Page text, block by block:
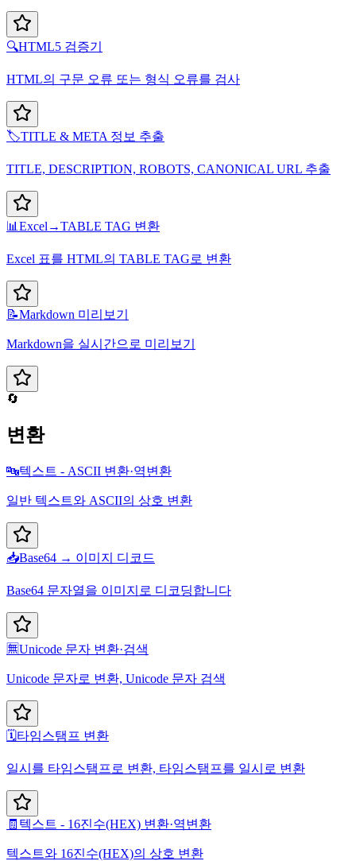
🔍HTML5 검증기
HTML의 구문 오류 또는 형식 오류를 검사
🏷️TITLE & META 정보 추출
TITLE, DESCRIPTION, ROBOTS, CANONICAL URL 추출
📊 Excel→TABLE TAG 변환
Excel 표를 HTML의 TABLE TAG로 변환
📝Markdown 미리보기
Markdown을 실시간으로 미리보기
🔄
변환
🔤텍스트 - ASCII 변환·역변환
일반 텍스트와 ASCII의 상호 변환
📥Base64 → 이미지 디코드
Base64 문자열을 이미지로 디코딩합니다
🈚Unicode 문자 변환·검색
Unicode 문자로 변환, Unicode 문자 검색
🗓️타임스탬프 변환
일시를 타임스탬프로 변환, 타임스탬프를 일시로 변환
🧾 텍스트 - 16진수(HEX) 변환·역변환
텍스트와 16진수(HEX)의 상호 변환